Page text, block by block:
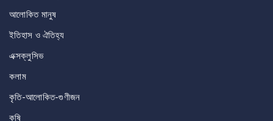
আলোকিত মানুষ
ইতিহাস ও ঐতিহ্য
এক্সক্লুসিভ
কলাম
কৃতি-আলোকিত-গুণীজন
কৃষি